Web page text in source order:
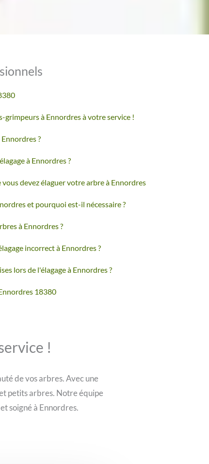
grimpeurs à Ennordres à votre service !
?
à Ennordres ?
devez élaguer votre arbre à Ennordres
et pourquoi est-il nécessaire ?
à Ennordres ?
incorrect à Ennordres ?
lors de l'élagage à Ennordres ?
18380
!
de vos arbres. Avec une
petits arbres. Notre équipe
soigné à Ennordres.